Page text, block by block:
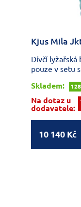
Kjus Mila
Dívčí lyžařská
pouze v setu
Skladem:
128
Na dotaz u
dodavatele:
10 140 Kč